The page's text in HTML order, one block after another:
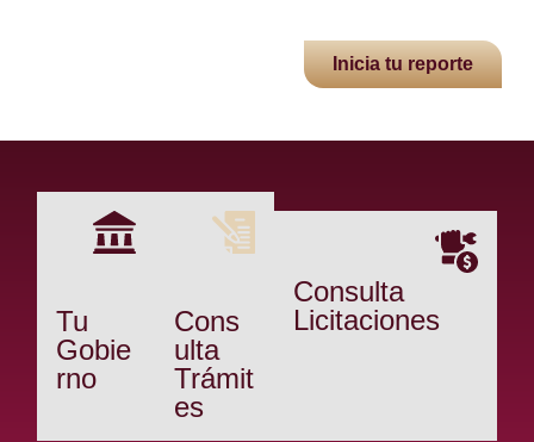
Inicia tu reporte
Tu
Gobie
rno
Cons
ulta
Trámit
es
Consulta
Licitaciones